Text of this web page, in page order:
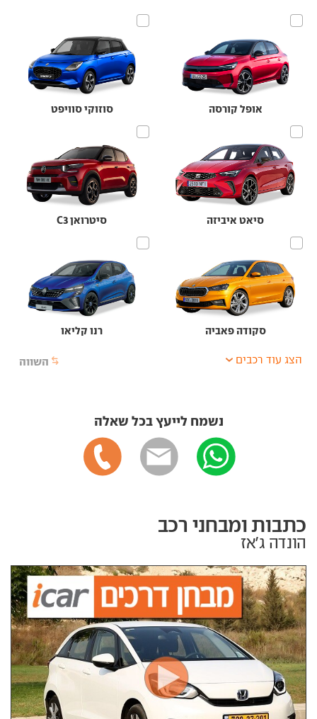
אופל קורסה סוזוקי סוויפט
סיאט איביזה סיטרואן C3
סקודה פאביה רנו קליאו
השווה הצג עוד רכבים
נשמח לייעץ בכל שאלה
כתבות ומבחני רכב
הונדה ג'אז